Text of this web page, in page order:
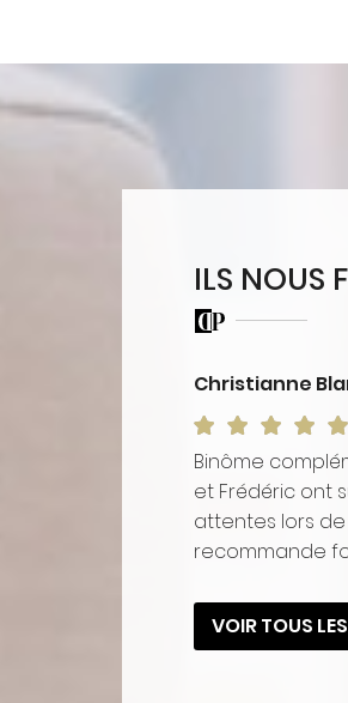
ILS NOUS
Christianne
Binôme
et Frédéric ont
attentes lors de
recommande
VOIR TOUS